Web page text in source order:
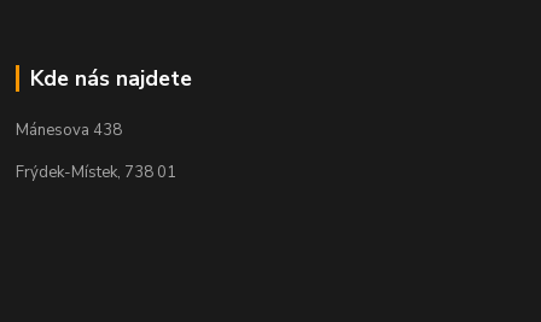
Kde nás najdete
Mánesova 438
Frýdek-Místek, 738 01